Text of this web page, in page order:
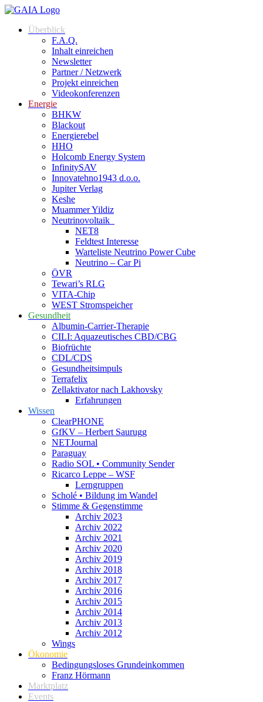
Zum
springenÜberblick
F.A.Q.
Inhalt einreichen
Newsletter
Partner / Netzwerk
Projekt einreichen
Videokonferenzen
Energie
BHKW
Blackout
Energierebel
HHO
Holcomb Energy System
InfinitySAV
Innovatehno1943 d.o.o.
Jupiter Verlag
Keshe
Muammer Yildiz
Neutrinovoltaik
NET8
Feldtest Interesse
Warteliste Neutrino Power Cube
Neutrino – Car Pi
ÖVR
Tewari’s RLG
VITA-Chip
WEST Stromspeicher
Gesundheit
Albumin-Carrier-Therapie
CILI: Aquazeutisches CBD/CBG
Biofrüchte
CDL/CDS
Gesundheitsimpuls
Terrafelix
Zellaktivator nach Lakhovsky
Erfahrungen
Wissen
ClearPHONE
GfKV – Herbert Saurugg
NETJournal
Paraguay
Radio SOL • Community Sender
Ricarco Leppe – WSF
Lerngruppen
Scholé • Bildung im Wandel
Stimme & Gegenstimme
Archiv 2023
Archiv 2022
Archiv 2021
Archiv 2020
Archiv 2019
Archiv 2018
Archiv 2017
Archiv 2016
Archiv 2015
Archiv 2014
Archiv 2013
Archiv 2012
Wings
Ökonomie
Bedingungsloses Grundeinkommen
Franz Hörmann
Marktplatz
Events